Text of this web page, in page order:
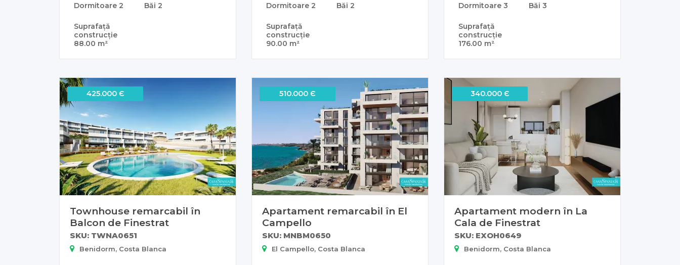
Dormitoare 2 Băi 2
Suprafață
construcție
88.00 m²
Dormitoare 2 Băi 2
Suprafață
construcție
90.00 m²
Dormitoare 3 Băi 3
Suprafață
construcție
176.00 m²
425.000 Є
Townhouse remarcabil în
Balcon de Finestrat
SKU: TWNA0651
Benidorm, Costa Blanca
510.000 Є
Apartament remarcabil în El
Campello
SKU: MNBM0650
El Campello, Costa Blanca
340.000 Є
Apartament modern în La
Cala de Finestrat
SKU: EXOH0649
Benidorm, Costa Blanca